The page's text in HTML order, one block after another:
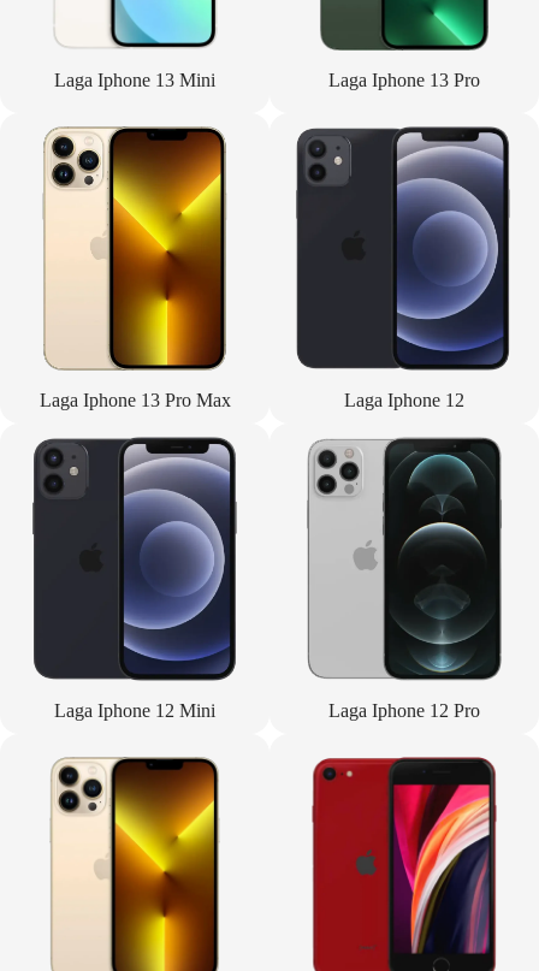
Laga Iphone 13 Mini Laga Iphone 13 Pro
Laga Iphone 13 Pro Max Laga Iphone 12
Laga Iphone 12 Mini Laga Iphone 12 Pro